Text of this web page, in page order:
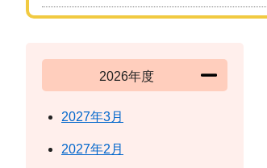
2026年度
2027年3月
2027年2月